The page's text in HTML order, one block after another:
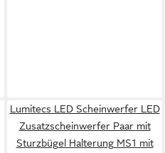
Lumitecs LED Scheinwerfer LED
Zusatzscheinwerfer Paar mit
Sturzbügel Halterung MS1 mit